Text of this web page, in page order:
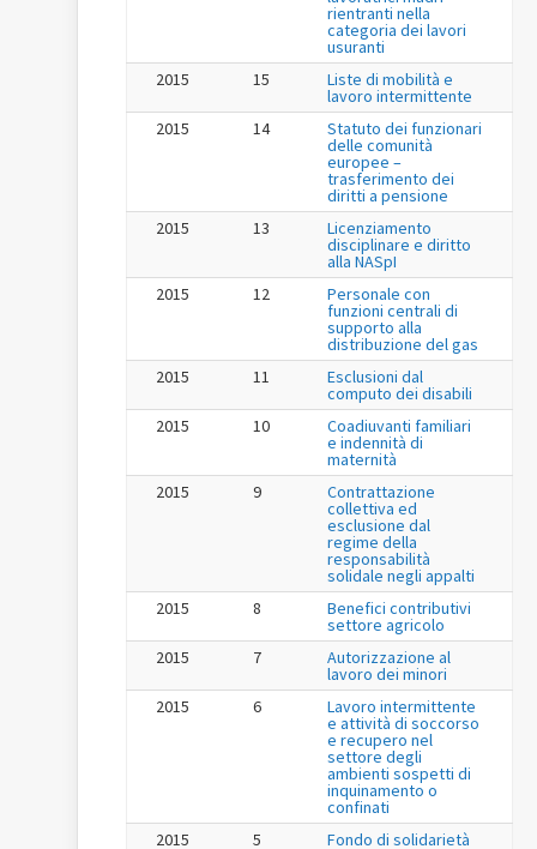
rientranti nella
categoria dei lavori
usuranti
2015
15 Liste di mobilità e
lavoro intermittente
2015
14 Statuto dei funzionari
delle comunità
europee –
trasferimento dei
diritti a pensione
2015
13 Licenziamento
disciplinare e diritto
alla NASpI
2015
12 Personale con
funzioni centrali di
supporto alla
distribuzione del gas
2015
11 Esclusioni dal
computo dei disabili
2015
10 Coadiuvanti familiari
e indennità di
maternità
2015
9 Contrattazione
collettiva ed
esclusione dal
regime della
responsabilità
solidale negli appalti
2015
8 Benefici contributivi
settore agricolo
2015
7 Autorizzazione al
lavoro dei minori
2015
6 Lavoro intermittente
e attività di soccorso
e recupero nel
settore degli
ambienti sospetti di
inquinamento o
confinati
2015
5 Fondo di solidarietà